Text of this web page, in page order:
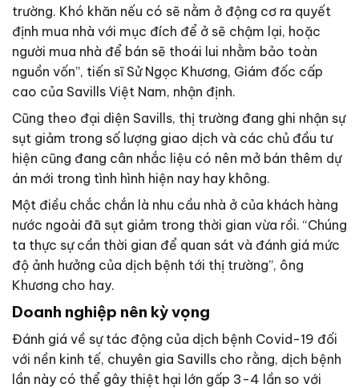
trường. Khó khăn nếu có sẽ nằm ở động cơ ra quyết
định mua nhà với mục đích để ở sẽ chậm lại, hoặc
người mua nhà để bán sẽ thoái lui nhằm bảo toàn
nguồn vốn”, tiến sĩ Sử Ngọc Khương, Giám đốc cấp
cao của Savills Việt Nam, nhận định.
Cũng theo đại diện Savills, thị trường đang ghi nhận sự
sụt giảm trong số lượng giao dịch và các chủ đầu tư
hiện cũng đang cân nhắc liệu có nên mở bán thêm dự
án mới trong tình hình hiện nay hay không.
Một điều chắc chắn là nhu cầu nhà ở của khách hàng
nước ngoài đã sụt giảm trong thời gian vừa rồi. “Chúng
ta thực sự cần thời gian để quan sát và đánh giá mức
độ ảnh hưởng của dịch bệnh tới thị trường”, ông
Khương cho hay.
Doanh nghiệp nên kỳ vọng
Đánh giá về sự tác động của dịch bệnh Covid-19 đối
với nền kinh tế, chuyên gia Savills cho rằng, dịch bệnh
lần này có thể gây thiệt hại lớn gấp 3-4 lần so với